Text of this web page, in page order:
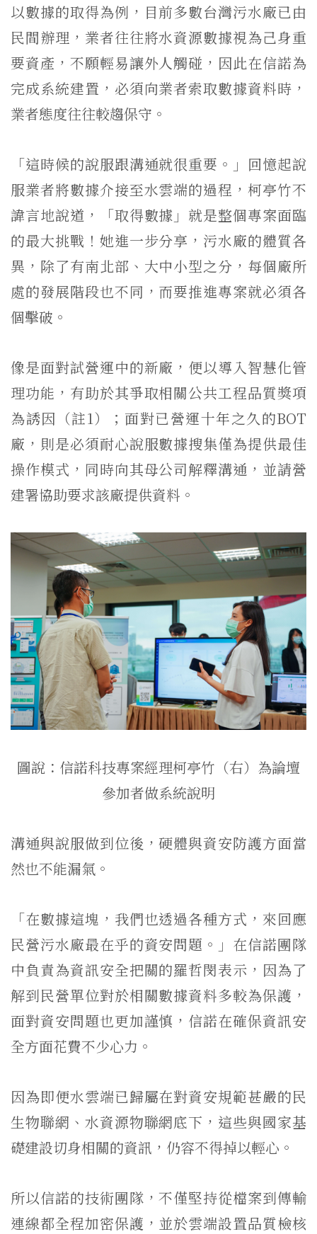
以數據的取得為例，目前多數台灣污水廠已由
民間辦理，業者往往將水資源數據視為己身重
要資產，不願輕易讓外人觸碰，因此在信諾為
完成系統建置，必須向業者索取數據資料時，
業者態度往往較趨保守。
「這時候的說服跟溝通就很重要。」回憶起說
服業者將數據介接至水雲端的過程，柯亭竹不
諱言地說道，「取得數據」就是整個專案面臨
的最大挑戰！她進一步分享，污水廠的體質各
異，除了有南北部、大中小型之分，每個廠所
處的發展階段也不同，而要推進專案就必須各
個擊破。
像是面對試營運中的新廠，便以導入智慧化管
理功能，有助於其爭取相關公共工程品質獎項
為誘因（註1）；面對已營運十年之久的BOT
廠，則是必須耐心說服數據搜集僅為提供最佳
操作模式，同時向其母公司解釋溝通，並請營
建署協助要求該廠提供資料。
圖說：信諾科技專案經理柯亭竹（右）為論壇
參加者做系統說明
溝通與說服做到位後，硬體與資安防護方面當
然也不能漏氣。
「在數據這塊，我們也透過各種方式，來回應
民營污水廠最在乎的資安問題。」在信諾團隊
中負責為資訊安全把關的羅哲閔表示，因為了
解到民營單位對於相關數據資料多較為保護，
面對資安問題也更加謹慎，信諾在確保資訊安
全方面花費不少心力。
因為即便水雲端已歸屬在對資安規範甚嚴的民
生物聯網、水資源物聯網底下，這些與國家基
礎建設切身相關的資訊，仍容不得掉以輕心。
所以信諾的技術團隊，不僅堅持從檔案到傳輸
連線都全程加密保護，並於雲端設置品質檢核